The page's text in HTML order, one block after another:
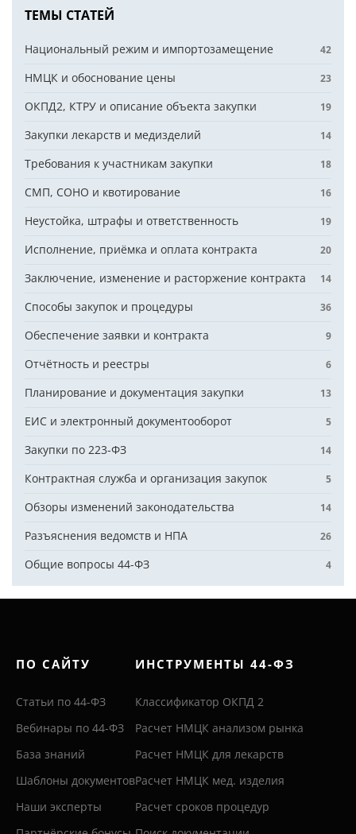
ТЕМЫ СТАТЕЙ
Национальный режим и импортозамещение 42
НМЦК и обоснование цены 23
ОКПД2, КТРУ и описание объекта закупки 19
Закупки лекарств и медизделий 14
Требования к участникам закупки 18
СМП, СОНО и квотирование 16
Неустойка, штрафы и ответственность 19
Исполнение, приёмка и оплата контракта 20
Заключение, изменение и расторжение контракта 14
Способы закупок и процедуры 36
Обеспечение заявки и контракта 9
Отчётность и реестры 6
Планирование и документация закупки 13
ЕИС и электронный документооборот 5
Закупки по 223-ФЗ 14
Контрактная служба и организация закупок 5
Обзоры изменений законодательства 14
Разъяснения ведомств и НПА 26
Общие вопросы 44-ФЗ 4
ПО САЙТУ
Статьи по 44-ФЗ
Вебинары по 44-ФЗ
База знаний
Шаблоны документов
Наши эксперты
ИНСТРУМЕНТЫ 44-ФЗ
Классификатор ОКПД 2
Расчет НМЦК анализом рынка
Расчет НМЦК для лекарств
Расчет НМЦК мед. изделия
Расчет сроков процедур